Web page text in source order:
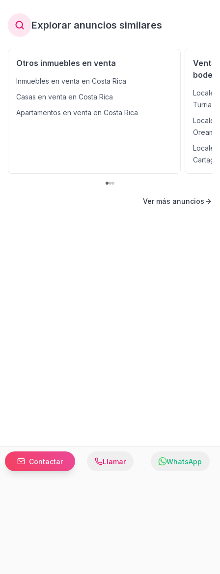
Contactar Llamar WhatsApp
Explorar anuncios similares
Otros inmuebles en venta
Inmuebles en venta en Costa Rica
Casas en venta en Costa Rica
Apartamentos en venta en Costa Rica
Venta
Cartago
Ver más anuncios